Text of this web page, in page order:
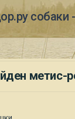
собаки
метис-